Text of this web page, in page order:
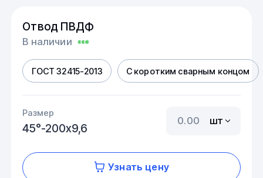
Отвод ПВДФ
В наличии
ГОСТ 32415-2013 С коротким сварным концом
Размер
45°-200х9,6
шт
Узнать цену